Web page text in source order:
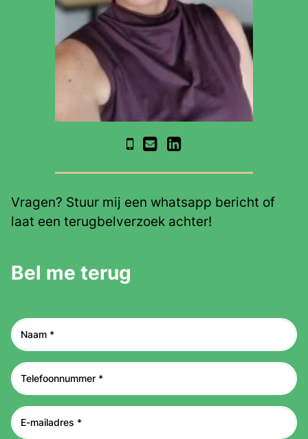
Vragen? Stuur mij een whatsapp bericht of
laat een terugbelverzoek achter!
Bel me terug